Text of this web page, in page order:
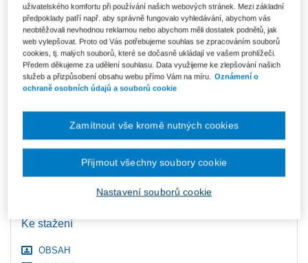
Co je Smarteca?
Kde najdu soubory e-knih?
2 423 Kč
Ušetříte 1 276 Kč
Balíček - Tištěná kniha + E-kniha
Smarteca + soubory ke stažení
Skladem- expedice do 2 pracovních dnů
Upozorňujeme, že v období od 1.8. do 21.8. z technických
důvodů nemůžeme vystavovat daňové doklady. Budou vám
zaslány dodatečně e-mailem.
Ke stažení
OBSAH
uživatelského komfortu při používání našich webových stránek. Mezi základní
předpoklady patří např. aby správně fungovalo vyhledávání, abychom vás
neobtěžovali nevhodnou reklamou nebo abychom měli dostatek podnětů, jak
web vylepšovat. Proto od Vás potřebujeme souhlas se zpracováním souborů
cookies, tj. malých souborů, které se dočasně ukládají ve vašem prohlížeči.
Předem děkujeme za udělení souhlasu. Data využijeme ke zlepšování našich
služeb a přizpůsobení obsahu webu přímo Vám na míru.
Oznámení o
ochraně osobních údajů a souborů cookie
Nastavení souborů cookie
Zamítnout vše kromě nutných cookies
Přijmout všechny soubory cookie